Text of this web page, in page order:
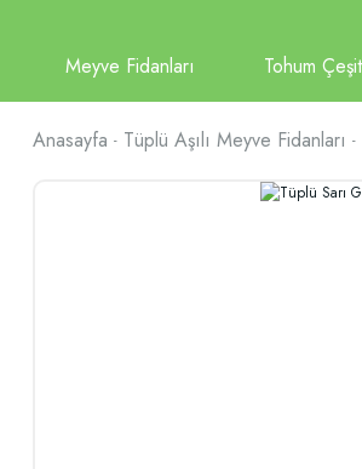
Anasayfa Tüplü Aşılı Meyve Fidanları